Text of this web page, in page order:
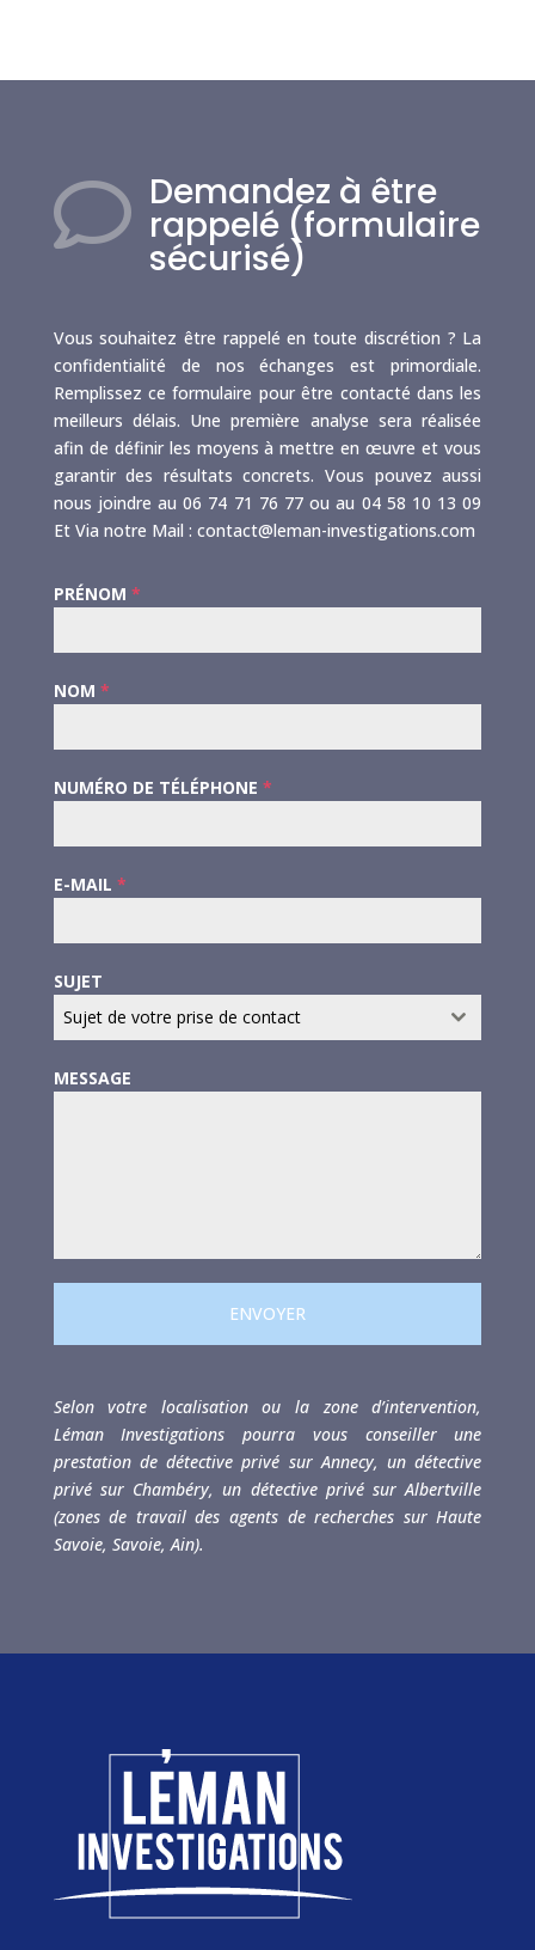
 Demandez à être
rappelé (formulaire
sécurisé)
Vous souhaitez être rappelé en toute discrétion ? La
confidentialité de nos échanges est primordiale.
Remplissez ce formulaire pour être contacté dans les
meilleurs délais. Une première analyse sera réalisée
afin de définir les moyens à mettre en œuvre et vous
garantir des résultats concrets. Vous pouvez aussi
nous joindre au 06 74 71 76 77 ou au 04 58 10 13 09
Et Via notre Mail : contact@leman-investigations.com
PRÉNOM *
NOM *
NUMÉRO DE TÉLÉPHONE *
E-MAIL *
SUJET
Sujet de votre prise de contact
MESSAGE
ENVOYER
Selon votre localisation ou la zone d’intervention,
Léman Investigations pourra vous conseiller une
prestation de détective privé sur Annecy, un détective
privé sur Chambéry, un détective privé sur Albertville
(zones de travail des agents de recherches sur Haute
Savoie, Savoie, Ain).